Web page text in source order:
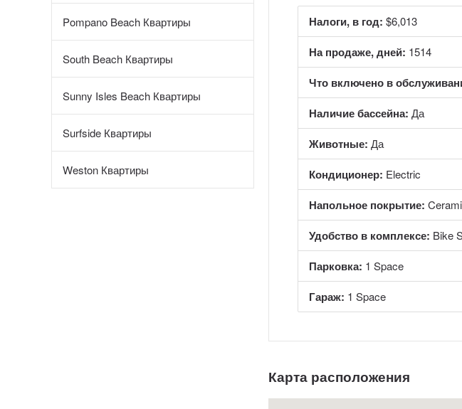
Pompano Beach Квартиры
South Beach Квартиры
Sunny Isles Beach Квартиры
Surfside Квартиры
Weston Квартиры
Налоги, в год: $6,013
На продаже, дней: 1514
Что включено в
Наличие бассейна: Да
Животные: Да
Кондиционер: Electric
Напольное покрытие:
Удобство в комплексе: Bike
Парковка: 1 Space
Гараж: 1 Space
Карта расположения